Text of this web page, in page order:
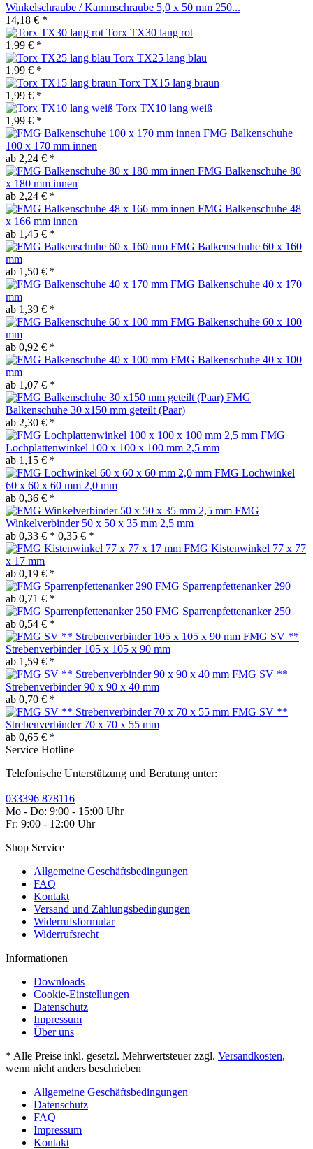
Winkelschraube / Kammschraube 5,0 x 50 mm 250...
14,18 € *
Torx TX30 lang rot
1,99 € *
Torx TX25 lang blau
1,99 € *
Torx TX15 lang braun
1,99 € *
Torx TX10 lang weiß
1,99 € *
FMG Balkenschuhe
100 x 170 mm innen
ab 2,24 € *
FMG Balkenschuhe 80
x 180 mm innen
ab 2,24 € *
FMG Balkenschuhe 48
x 166 mm innen
ab 1,45 € *
FMG Balkenschuhe 60 x 160
mm
ab 1,50 € *
FMG Balkenschuhe 40 x 170
mm
ab 1,39 € *
FMG Balkenschuhe 60 x 100
mm
ab 0,92 € *
FMG Balkenschuhe 40 x 100
mm
ab 1,07 € *
FMG
Balkenschuhe 30 x150 mm geteilt (Paar)
ab 2,30 € *
FMG
Lochplattenwinkel 100 x 100 x 100 mm 2,5 mm
ab 1,15 € *
FMG Lochwinkel
60 x 60 x 60 mm 2,0 mm
ab 0,36 € *
FMG
Winkelverbinder 50 x 50 x 35 mm 2,5 mm
ab 0,33 € * 0,35 € *
FMG Kistenwinkel 77 x 77
x 17 mm
ab 0,19 € *
FMG Sparrenpfettenanker 290
ab 0,71 € *
FMG Sparrenpfettenanker 250
ab 0,54 € *
FMG SV **
Strebenverbinder 105 x 105 x 90 mm
ab 1,59 € *
FMG SV **
Strebenverbinder 90 x 90 x 40 mm
ab 0,70 € *
FMG SV **
Strebenverbinder 70 x 70 x 55 mm
ab 0,65 € *
Service Hotline
Telefonische Unterstützung und Beratung unter:
033396 878116
Mo - Do: 9:00 - 15:00 Uhr
Fr: 9:00 - 12:00 Uhr
Shop Service
Allgemeine Geschäftsbedingungen
FAQ
Kontakt
Versand und Zahlungsbedingungen
Widerrufsformular
Widerrufsrecht
Informationen
Downloads
Cookie-Einstellungen
Datenschutz
Impressum
Über uns
* Alle Preise inkl. gesetzl. Mehrwertsteuer zzgl. Versandkosten,
wenn nicht anders beschrieben
Allgemeine Geschäftsbedingungen
Datenschutz
FAQ
Impressum
Kontakt